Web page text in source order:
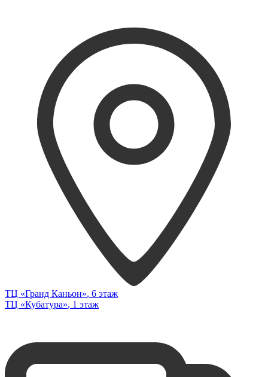
ТЦ «Гранд Каньон», 6 этаж
ТЦ «Кубатура», 1 этаж